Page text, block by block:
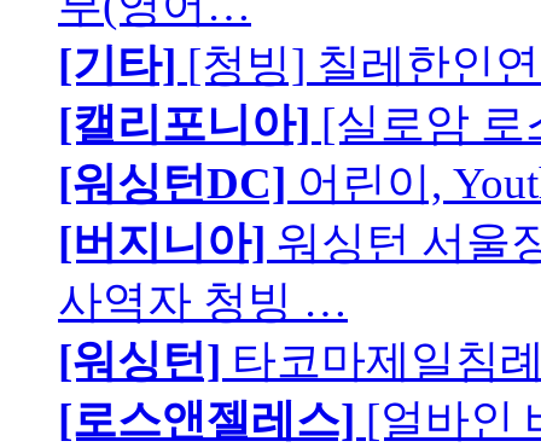
[기타] [청빙] 칠레한인
[캘리포니아] [실로암 로
[워싱턴DC] 어린이,
[버지니아] 워싱턴 서울
사역자 청빙 …
[워싱턴] 타코마제일침
[로스앤젤레스] [얼바인